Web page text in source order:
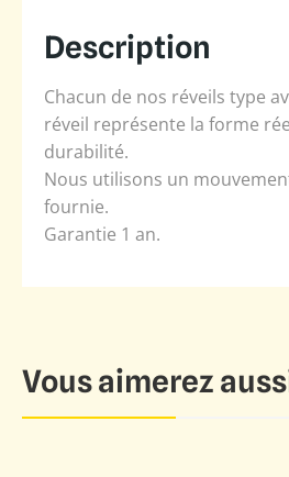
Description
Chacun de nos réveils type
réveil représente la forme
durabilité.
Nous utilisons un
fournie.
Garantie 1 an.
Vous aimerez